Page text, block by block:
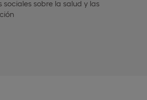
sobre la salud y las